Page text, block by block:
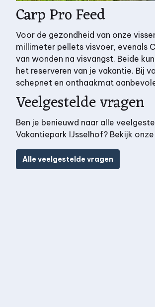
Carp Pro Feed
Voor de gezondheid van onze
millimeter pellets visvoer, evenals
van wonden na visvangst. Beide
het reserveren van je vakantie. Bij
schepnet en onthaakmat
Veelgestelde vragen
Ben je benieuwd naar alle
Vakantiepark IJsselhof? Bekijk
Alle veelgestelde vragen